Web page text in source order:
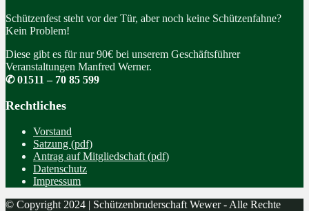
Schützenfest steht vor der Tür, aber noch keine Schützenfahne?
Kein Problem!
Diese gibt es für nur 90€ bei unserem Geschäftsführer
Veranstaltungen Manfred Werner.
✆ 01511 – 70 85 599
Rechtliches
Vorstand
Satzung (pdf)
Antrag auf Mitgliedschaft (pdf)
Datenschutz
Impressum
© Copyright 2024 | Schützenbruderschaft Wewer - Alle Rechte